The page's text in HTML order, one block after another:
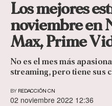
Los mejores
noviembre en
Max, Prime
No es el mes más
streaming, pero tiene sus
BY REDACCIÓN CN
02 noviembre 2022 12:36